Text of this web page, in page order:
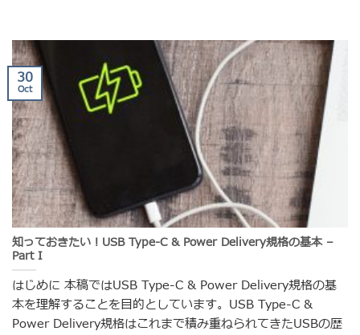
知っておきたい！USB Type-C & Power Delivery規格の基本 –
Part I
はじめに 本稿ではUSB Type-C & Power Delivery規格の基
本を理解することを目的としています。USB Type-C &
Power Delivery規格はこれまで積み重ねられてきたUSBの歴
30
Oct